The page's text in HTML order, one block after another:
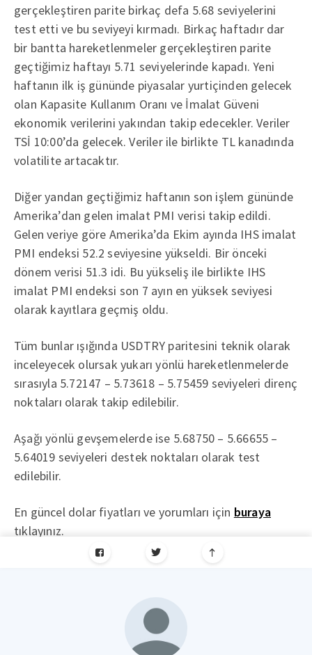
gerçekleştiren parite birkaç defa 5.68 seviyelerini
test etti ve bu seviyeyi kırmadı. Birkaç haftadır dar
bir bantta hareketlenmeler gerçekleştiren parite
geçtiğimiz haftayı 5.71 seviyelerinde kapadı. Yeni
haftanın ilk iş gününde piyasalar yurtiçinden gelecek
olan Kapasite Kullanım Oranı ve İmalat Güveni
ekonomik verilerini yakından takip edecekler. Veriler
TSİ 10:00’da gelecek. Veriler ile birlikte TL kanadında
volatilite artacaktır.
Diğer yandan geçtiğimiz haftanın son işlem gününde
Amerika’dan gelen imalat PMI verisi takip edildi.
Gelen veriye göre Amerika’da Ekim ayında IHS imalat
PMI endeksi 52.2 seviyesine yükseldi. Bir önceki
dönem verisi 51.3 idi. Bu yükseliş ile birlikte IHS
imalat PMI endeksi son 7 ayın en yüksek seviyesi
olarak kayıtlara geçmiş oldu.
Tüm bunlar ışığında USDTRY paritesini teknik olarak
inceleyecek olursak yukarı yönlü hareketlenmelerde
sırasıyla 5.72147 – 5.73618 – 5.75459 seviyeleri direnç
noktaları olarak takip edilebilir.
Aşağı yönlü gevşemelerde ise 5.68750 – 5.66655 –
5.64019 seviyeleri destek noktaları olarak test
edilebilir.
En güncel dolar fiyatları ve yorumları için buraya
tıklayınız.